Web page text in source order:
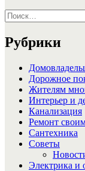
Искать:
Рубрики
Дорожное
Жителям
Интерьер и
Канализация
Ремонт
Сантехника
Советы
Электрика и